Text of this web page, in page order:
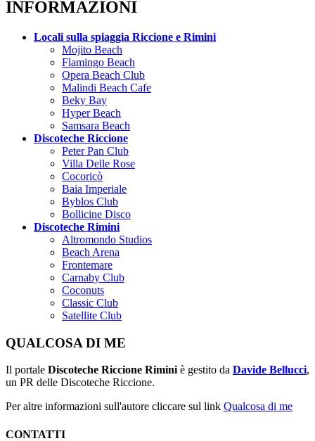
INFORMAZIONI
Locali sulla spiaggia Riccione e Rimini
Mojito Beach
Flamingo Beach
Opera Beach Club
Malindi Beach Cafe
Beky Bay
Hyper Beach
Samsara Beach
Discoteche Riccione
Peter Pan Club
Villa Delle Rose
Cocoricò
Baia Imperiale
Byblos Club
Bollicine Disco
Discoteche Rimini
Altromondo Studios
Beach Arena
Frontemare
Carnaby Club
Coconuts
Classic Club
Satellite Club
QUALCOSA DI ME
Il portale Discoteche Riccione Rimini è gestito da Davide Bellucci,
un PR delle Discoteche Riccione.
Per altre informazioni sull'autore cliccare sul link Qualcosa di me
CONTATTI